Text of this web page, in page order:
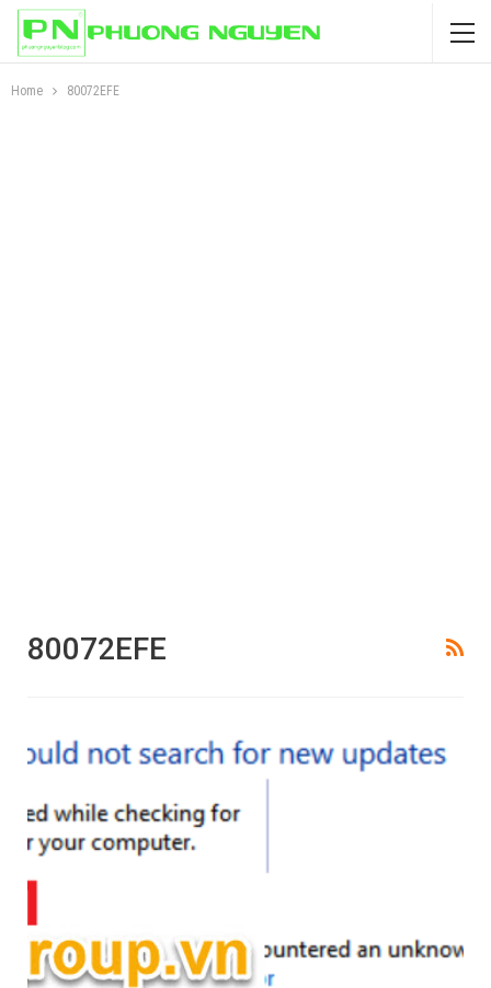
Home 80072EFE
80072EFE